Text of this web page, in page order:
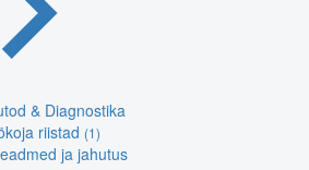
& Diagnostika
riistad (1)
ja jahutus